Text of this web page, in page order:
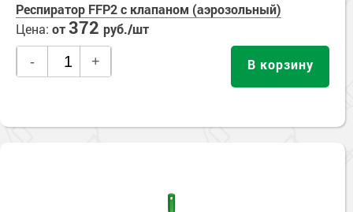
Респиратор FFP2 с клапаном (аэрозольный)
Цена: от372 руб./шт
- + В корзину